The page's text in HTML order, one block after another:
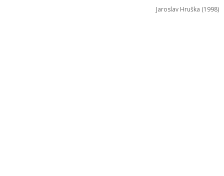
Jaroslav Hruška (1998)